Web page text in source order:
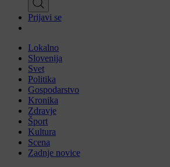
Prijavi se
Lokalno
Slovenija
Svet
Politika
Gospodarstvo
Kronika
Zdravje
Šport
Kultura
Scena
Zadnje novice